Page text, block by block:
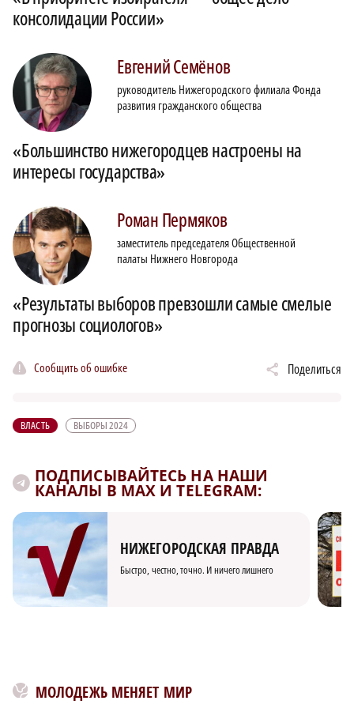
консолидации России»
ЕвгенийСемёнов
руководитель Нижегородского филиала Фонда
развития гражданского общества
«Большинство нижегородцев настроены на
интересы государства»
РоманПермяков
заместитель председателя Общественной
палаты Нижнего Новгорода
«Результаты выборов превзошли самые смелые
прогнозы социологов»
Сообщить об ошибке Поделиться
ВЛАСТЬ ВЫБОРЫ 2024
ПОДПИСЫВАЙТЕСЬ НА НАШИ
КАНАЛЫ В MAX И TELEGRAM:
НИЖЕГОРОДСКАЯ ПРАВДА
Быстро, честно, точно. И ничего лишнего
МОЛОДЕЖЬ МЕНЯЕТ МИР